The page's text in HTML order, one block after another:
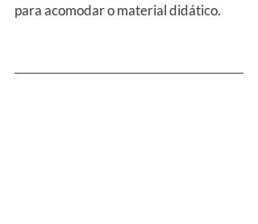
para acomodar o material didático.